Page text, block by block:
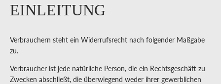
EINLEITUNG
Verbrauchern steht ein Widerrufsrecht nach folgender Maßgabe
zu.
Verbraucher ist jede natürliche Person, die ein Rechtsgeschäft zu
Zwecken abschließt, die überwiegend weder ihrer gewerblichen